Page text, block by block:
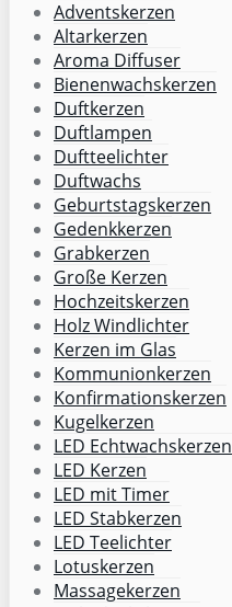
Adventskerzen
Altarkerzen
Aroma Diffuser
Bienenwachskerzen
Duftkerzen
Duftlampen
Duftteelichter
Duftwachs
Geburtstagskerzen
Gedenkkerzen
Grabkerzen
Große Kerzen
Hochzeitskerzen
Holz Windlichter
Kerzen im Glas
Kommunionkerzen
Konfirmationskerzen
Kugelkerzen
LED Echtwachskerzen
LED Kerzen
LED mit Timer
LED Stabkerzen
LED Teelichter
Lotuskerzen
Massagekerzen